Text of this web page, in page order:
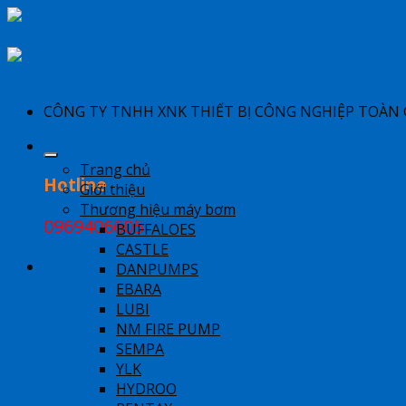
Skip
content
​CÔNG TY TNHH XNK THIẾT BỊ CÔNG NGHIỆP TOÀN
Hotline
0969406605
Trang chủ
Giới thiệu
Thương hiệu máy bơm
BUFFALOES
CASTLE
DANPUMPS
EBARA
LUBI
NM FIRE PUMP
SEMPA
YLK
HYDROO